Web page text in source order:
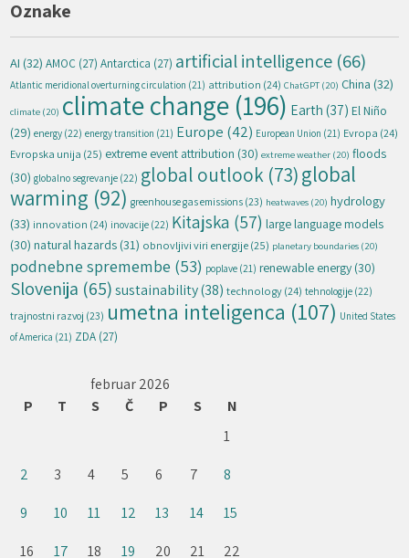
Oznake
AI (32) AMOC (27) Antarctica (27) artificial intelligence (66)
Atlantic meridional overturning circulation (21) attribution (24) ChatGPT (20) China (32)
climate (20) climate change (196) Earth (37) El Niño
(29) energy (22) energy transition (21) Europe (42) European Union (21) Evropa (24)
Evropska unija (25) extreme event attribution (30) extreme weather (20) floods
(30) globalno segrevanje (22) global outlook (73)global
warming (92) greenhouse gas emissions (23) heatwaves (20) hydrology
(33) innovation (24) inovacije (22) Kitajska (57) large language models
(30) natural hazards (31) obnovljivi viri energije(25) planetary boundaries (20)
podnebne spremembe (53) poplave (21) renewable energy (30)
Slovenija (65) sustainability(38) technology(24) tehnologije (22)
trajnostni razvoj (23) umetna inteligenca (107) United States
of America (21) ZDA (27)
februar 2026
P
T S Č P S
N
1
2
3 4 5 6 7
8
9
10 11 12 13 14
15
16
17 18 19 20 21 22